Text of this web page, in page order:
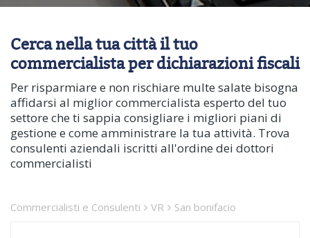
Cerca nella tua città il tuo
commercialista per dichiarazioni fiscali
Per risparmiare e non rischiare multe salate bisogna
affidarsi al miglior commercialista esperto del tuo
settore che ti sappia consigliare i migliori piani di
gestione e come amministrare la tua attività. Trova
consulenti aziendali iscritti all'ordine dei dottori
commercialisti
Commercialisti e Consulenti VR San bonifacio